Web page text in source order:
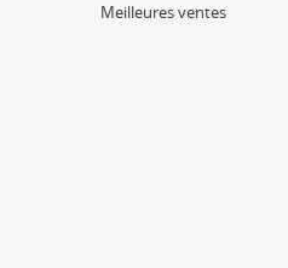
Meilleures ventes